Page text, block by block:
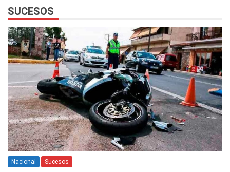
SUCESOS
Nacional Sucesos